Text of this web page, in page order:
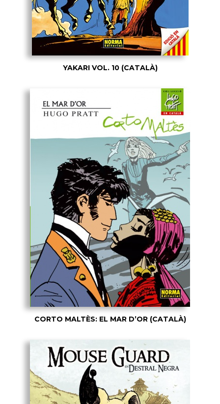
YAKARI VOL. 10 (CATALÀ)
CORTO MALTÈS: EL MAR D’OR (CATALÀ)